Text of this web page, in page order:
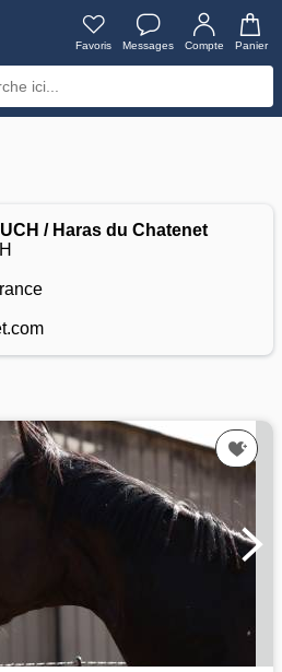
Favoris Messages Compte Panier
/ Haras du Chatenet